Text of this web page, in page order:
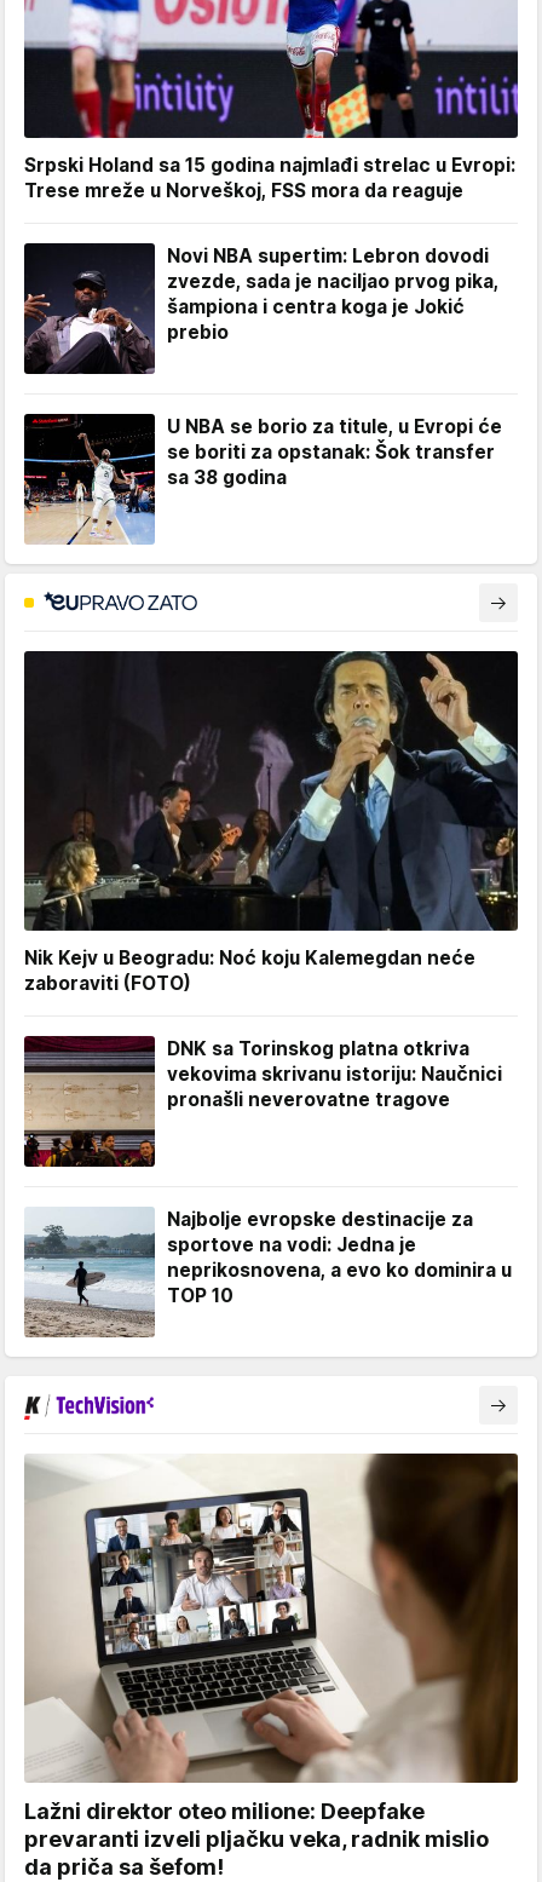
Srpski Holand sa 15 godina najmlađi strelac u Evropi:
Trese mreže u Norveškoj, FSS mora da reaguje
Novi NBA supertim: Lebron dovodi
zvezde, sada je naciljao prvog pika,
šampiona i centra koga je Jokić
prebio
U NBA se borio za titule, u Evropi će
se boriti za opstanak: Šok transfer
sa 38 godina
Nik Kejv u Beogradu: Noć koju Kalemegdan neće
zaboraviti (FOTO)
DNK sa Torinskog platna otkriva
vekovima skrivanu istoriju: Naučnici
pronašli neverovatne tragove
Najbolje evropske destinacije za
sportove na vodi: Jedna je
neprikosnovena, a evo ko dominira u
TOP 10
Lažni direktor oteo milione: Deepfake
prevaranti izveli pljačku veka, radnik mislio
da priča sa šefom!